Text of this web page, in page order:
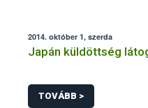
2014. október 1, szerda
Japán küldöttség
TOVÁBB >